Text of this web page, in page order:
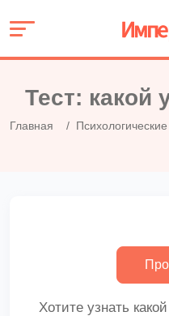
Тест: какой
Главная
Хотите узнать